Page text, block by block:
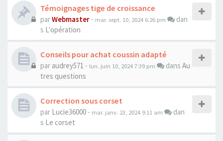
Témoignages tige de croissance
parWebmaster - mar. sept. 10, 2024 6:26 pm
dan
s L'opération
Conseils pour achat coussin adapté
par audrey571 - lun. juin 10, 2024 7:39 pm dans Au
tres questions
Correction sous corset
par Lucie36000 - mar. janv. 23, 2024 9:11 am
dan
s Le corset